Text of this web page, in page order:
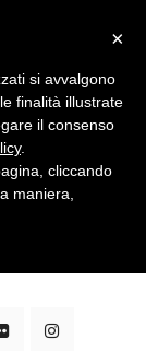
#1 in
×
si avvalgono
finalità illustrate
il consenso
.
cliccando
maniera,